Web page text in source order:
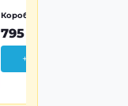
Коробочка дерево Wood
795 грн
+ Додати